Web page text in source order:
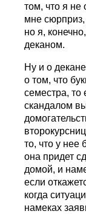
том, что я не
мне сюрприз,
но я,
деканом.
Ну и о
о том, что
семестра, то
скандалом
то, что у нее
она придет
домой, и
если
когда
намеках